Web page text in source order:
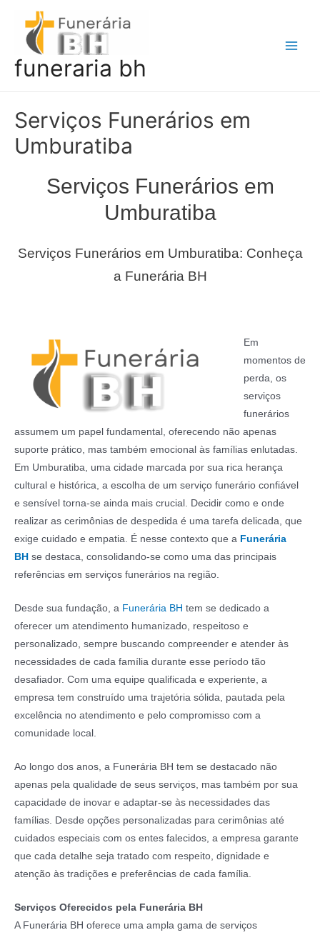
conteúdo
funeraria bh
Serviços Funerários em
Umburatiba
Serviços Funerários em
Umburatiba
Serviços Funerários em Umburatiba: Conheça
a Funerária BH
Em
momentos de
perda, os
serviços
funerários
assumem um papel fundamental, oferecendo não apenas
suporte prático, mas também emocional às famílias enlutadas.
Em Umburatiba, uma cidade marcada por sua rica herança
cultural e histórica, a escolha de um serviço funerário confiável
e sensível torna-se ainda mais crucial. Decidir como e onde
realizar as cerimônias de despedida é uma tarefa delicada, que
exige cuidado e empatia. É nesse contexto que a Funerária
BH se destaca, consolidando-se como uma das principais
referências em serviços funerários na região.
Desde sua fundação, a Funerária BH tem se dedicado a
oferecer um atendimento humanizado, respeitoso e
personalizado, sempre buscando compreender e atender às
necessidades de cada família durante esse período tão
desafiador. Com uma equipe qualificada e experiente, a
empresa tem construído uma trajetória sólida, pautada pela
excelência no atendimento e pelo compromisso com a
comunidade local.
Ao longo dos anos, a Funerária BH tem se destacado não
apenas pela qualidade de seus serviços, mas também por sua
capacidade de inovar e adaptar-se às necessidades das
famílias. Desde opções personalizadas para cerimônias até
cuidados especiais com os entes falecidos, a empresa garante
que cada detalhe seja tratado com respeito, dignidade e
atenção às tradições e preferências de cada família.
Serviços Oferecidos pela Funerária BH
A Funerária BH oferece uma ampla gama de serviços